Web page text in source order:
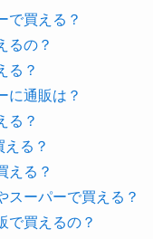
で買える？
るの？
る？
に通販は？
る？
る？
える？
スーパーで買える？
で買えるの？